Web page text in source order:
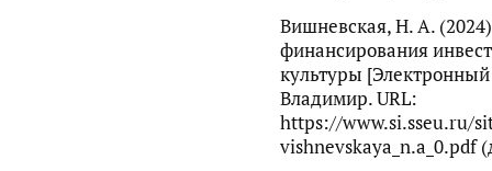
Вишневская, Н. А.
финансирования
культуры
Владимир. URL:
https://www.si.sseu.ru/
vishnevskaya_n.a_0.pdf